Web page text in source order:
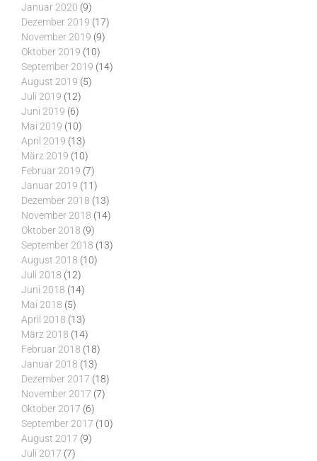
Januar 2020 (9)
Dezember 2019 (17)
November 2019 (9)
Oktober 2019 (10)
September 2019 (14)
August 2019 (5)
Juli 2019 (12)
Juni 2019 (6)
Mai 2019 (10)
April 2019 (13)
März 2019 (10)
Februar 2019 (7)
Januar 2019 (11)
Dezember 2018 (13)
November 2018 (14)
Oktober 2018 (9)
September 2018 (13)
August 2018 (10)
Juli 2018 (12)
Juni 2018 (14)
Mai 2018 (5)
April 2018 (13)
März 2018 (14)
Februar 2018 (18)
Januar 2018 (13)
Dezember 2017 (18)
November 2017 (7)
Oktober 2017 (6)
September 2017 (10)
August 2017 (9)
Juli 2017 (7)